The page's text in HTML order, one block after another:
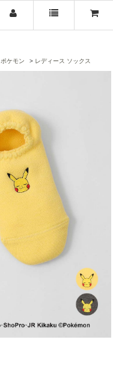
ポケモン レディース ソックス